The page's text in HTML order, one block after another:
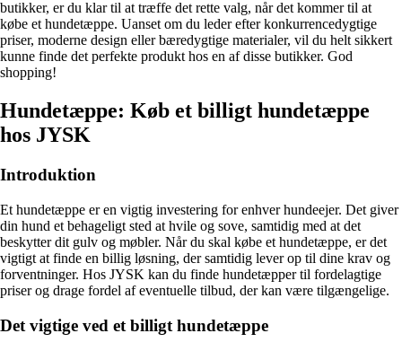
butikker, er du klar til at træffe det rette valg, når det kommer til at
købe et hundetæppe. Uanset om du leder efter konkurrencedygtige
priser, moderne design eller bæredygtige materialer, vil du helt sikkert
kunne finde det perfekte produkt hos en af ​​disse butikker. God
shopping!
Hundetæppe: Køb et billigt hundetæppe
hos JYSK
Introduktion
Et hundetæppe er en vigtig investering for enhver hundeejer. Det giver
din hund et behageligt sted at hvile og sove, samtidig med at det
beskytter dit gulv og møbler. Når du skal købe et hundetæppe, er det
vigtigt at finde en billig løsning, der samtidig lever op til dine krav og
forventninger. Hos JYSK kan du finde hundetæpper til fordelagtige
priser og drage fordel af eventuelle tilbud, der kan være tilgængelige.
Det vigtige ved et billigt hundetæppe